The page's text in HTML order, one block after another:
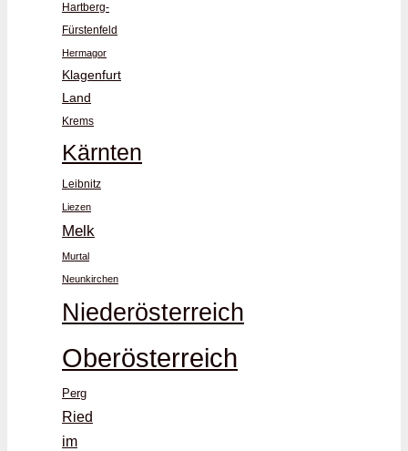
Hartberg-
Fürstenfeld
Hermagor
Klagenfurt
Land
Krems
Kärnten
Leibnitz
Liezen
Melk
Murtal
Neunkirchen
Niederösterreich
Oberösterreich
Perg
Ried
im